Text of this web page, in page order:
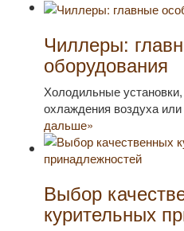
Чиллеры:
оборудования
Холодильные
охлаждения воздуха
дальше»
Выбор
курительных